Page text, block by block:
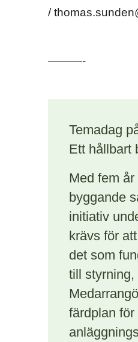
/
———-
Temadag
Ett hållbart
Med fem
byggande
initiativ
krävs för
det som
till styrning,
färdplan